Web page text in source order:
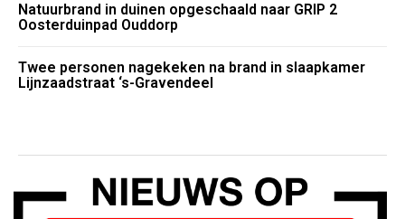
Natuurbrand in duinen opgeschaald naar GRIP 2
Oosterduinpad Ouddorp
Twee personen nagekeken na brand in slaapkamer
Lijnzaadstraat ‘s-Gravendeel